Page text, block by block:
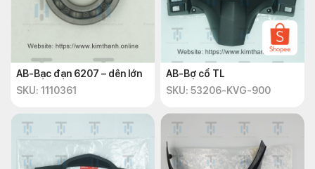
AB-Bạc đạn 6207 – dên lớn
SKU: 1110361
AB-Bợ cổ TL
SKU: 53206-KVG-900